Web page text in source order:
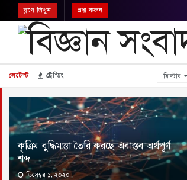
লেটেস্ট ট্রেন্ডিং ফিল্টার
কৃত্রিম বুদ্ধিমত্তা তৈরি করছে অবাস্তব অর্থপূর্ণ
শব্দ
ডিসেম্বর ১, ২০২০
ব্লগে লিখুন প্রশ্ন করুন